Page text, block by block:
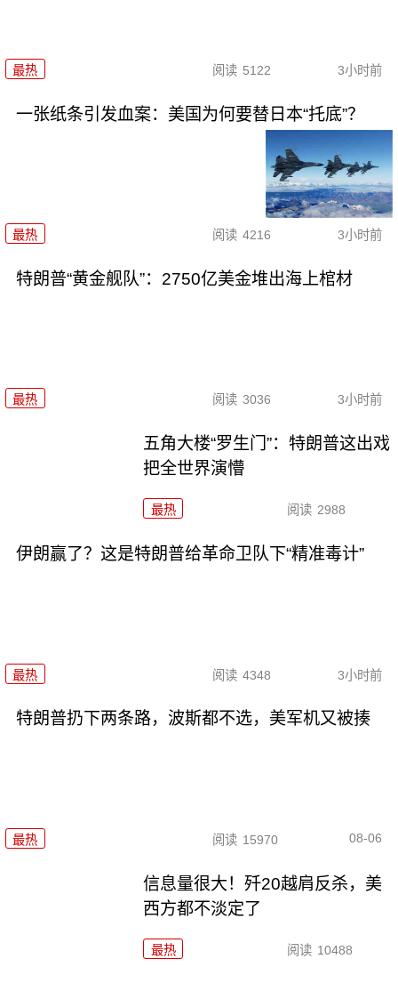
最热 阅读 5122 3小时前
一张纸条引发血案：美国为何要替日本“托底”？
最热 阅读 4216 3小时前
特朗普“黄金舰队”：2750亿美金堆出海上棺材
最热 阅读 3036 3小时前
五角大楼“罗生门”：特朗普这出戏
把全世界演懵
最热 阅读 2988
伊朗赢了？这是特朗普给革命卫队下“精准毒计”
最热 阅读 4348 3小时前
特朗普扔下两条路，波斯都不选，美军机又被揍
最热 阅读 15970 08-06
信息量很大！歼20越肩反杀，美
西方都不淡定了
最热 阅读 10488